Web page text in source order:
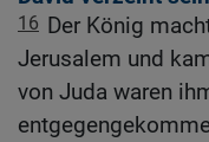
16 Der König
Jerusalem und
von Juda waren